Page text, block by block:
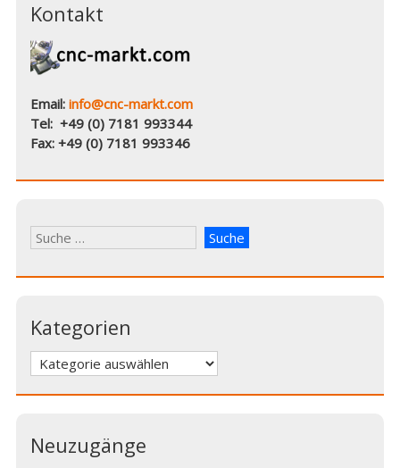
Kontakt
Email:info@cnc-markt.com
Tel: +49 (0) 7181 993344
Fax: +49 (0) 7181 993346
Kategorien
Kategorien
Neuzugänge